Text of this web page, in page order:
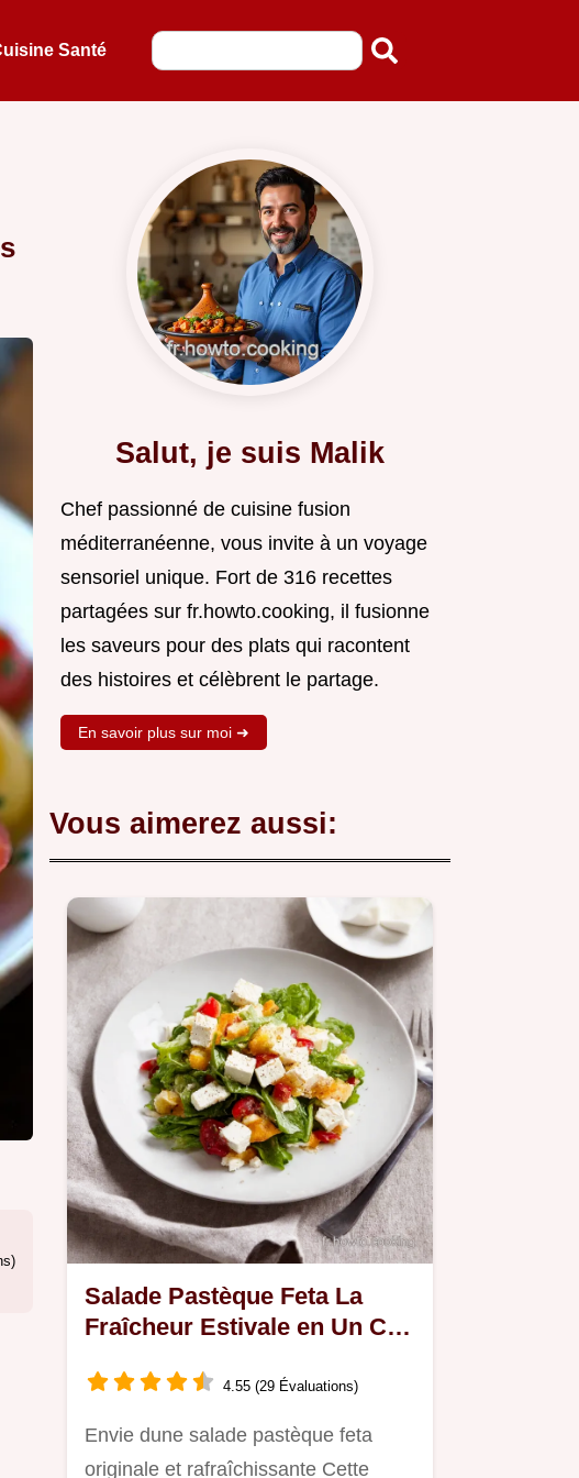
Santé
Salut, je suis Malik
Chef passionné de cuisine fusion
méditerranéenne, vous invite à un voyage
sensoriel unique. Fort de 316 recettes
partagées sur fr.howto.cooking, il fusionne
les saveurs pour des plats qui racontent
des histoires et célèbrent le partage.
En savoir plus sur moi ➜
Vous aimerez aussi:
Salade Pastèque Feta La
Fraîcheur Estivale en Un Clin
4.55 (29 Évaluations)
Envie dune salade pastèque feta
originale et rafraîchissante Cette